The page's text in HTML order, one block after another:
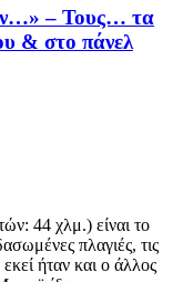
– Τους… τα
& στο πάνελ
44 χλμ.) είναι το
πλαγιές, τις
ήταν και ο άλλος